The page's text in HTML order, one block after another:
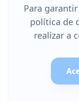
Para
política de
realizar a